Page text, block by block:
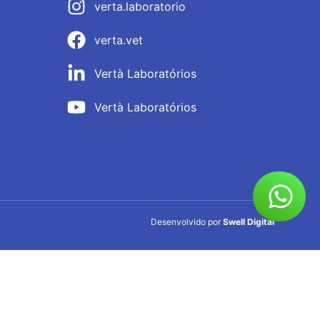
verta.laboratorio
verta.vet
Vertà Laboratórios
Vertà Laboratórios
Desenvolvido por Swell Digital